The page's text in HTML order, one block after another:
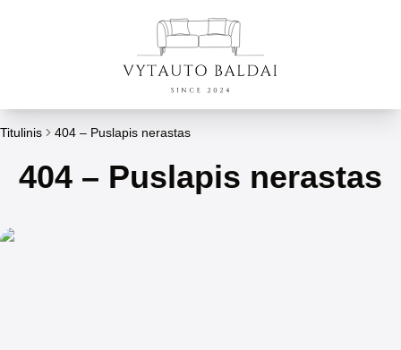
Titulinis 404 – Puslapis nerastas
404 – Puslapis nerastas